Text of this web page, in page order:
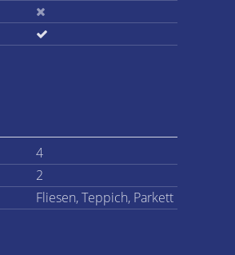
4
2
Fliesen, Teppich, Parkett